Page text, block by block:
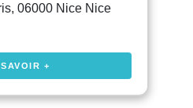
06000 Nice Nice
+